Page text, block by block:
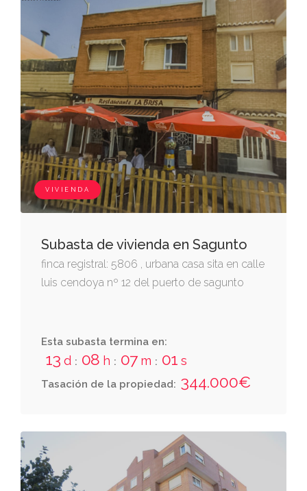
VIVIENDA
Subasta de vivienda en Sagunto
finca registral: 5806 , urbana casa sita en calle
luis cendoya nº 12 del puerto de sagunto
Esta subasta termina en:
13 d : 08 h : 07 m : 00s
Tasación de la propiedad: 344.000€